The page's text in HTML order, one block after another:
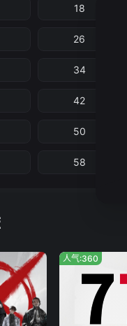
18
26
34
42
50
58
人气:360